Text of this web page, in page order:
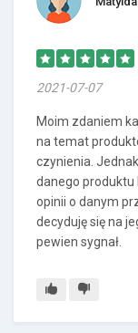
2021-07-07
Moim zdaniem
na temat
czynienia.
danego produktu
opinii o danym
decyduję się na
pewien sygnał.